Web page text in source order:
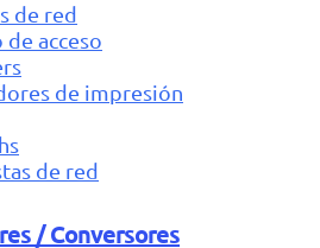
de red
de acceso
de impresión
de red
/ Conversores